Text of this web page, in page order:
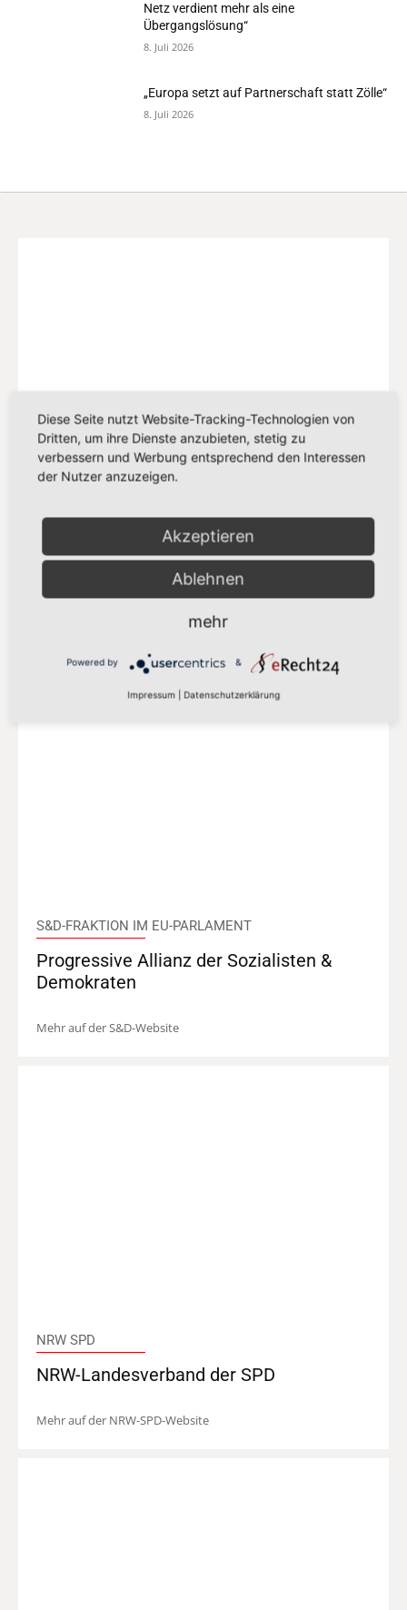
Netz verdient mehr als eine
Übergangslösung“
8. Juli 2026
„Europa setzt auf Partnerschaft statt Zölle“
8. Juli 2026
Delegation der SPD-Abgeordneten in der
S&D Fraktion
Mehr auf der SPD-Europa Webseite
S&D-FRAKTION IM EU-PARLAMENT
Progressive Allianz der Sozialisten &
Demokraten
Mehr auf der S&D-Website
NRW SPD
NRW-Landesverband der SPD
Mehr auf der NRW-SPD-Website
Diese Seite nutzt Website-Tracking-Technologien von
Dritten, um ihre Dienste anzubieten, stetig zu
verbessern und Werbung entsprechend den Interessen
der Nutzer anzuzeigen.
Akzeptieren
Ablehnen
mehr
Powered by &
Impressum Datenschutzerklärung